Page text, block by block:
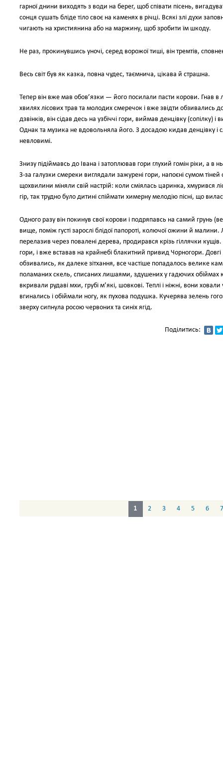
гарної днини виходять з води на берег, щоб співати пісень,
сонця сушать бліде тіло своє на каменях в річці. Всякі злі духи
чигають на християнина або на маржину, щоб зробити їм шкоду.
Не раз, прокинувшись уночі, серед ворожої тиші, він тремтів,
Весь світ був як казка, повна чудес, таємнича, цікава й страшна.
Тепер він вже мав обов’язки — його посилали пасти корови. Гнав в
хвилях лісових трав та молодих смеречок і вже звідти обзивались
дзвінків, він сідав десь на узбіччі гори, виймав денцівку (сопілку)
Однак та музика не вдовольняла його. З досадою кидав денцівку і
невловимі.
Знизу підіймавсь до Івана і затоплював гори глухий гомін ріки, а в
З-за галузки смереки виглядали зажурені гори, напоєні сумом
щохвилини міняли свій настрій: коли сміялась царинка, хмурився
гір, так трудно було дитині спіймати химерну мелодію пісні, що
Одного разу він покинув свої корови і подряпавсь на самий грунь
вище, поміж густі зарослі блідої папороті, колючої ожини й
перелазив через повалені дерева, продирався крізь гіллячки
гори, і вже вставав на крайнебі блакитний привид Чорногори.
обзивались, як далеке зітхання, все частіше попадалось велике
поламаних скель, списаних лишаями, здушених у гадючих обіймах
вкривали рудаві мхи, грубі м’які, шовкові. Теплі і ніжні, вони
вгинались і обіймали ногу, як пухова подушка. Кучерява зелень
зверху сипнула росою червоних та синіх ягід.
Поділитись:
1 2 3 4 5 6